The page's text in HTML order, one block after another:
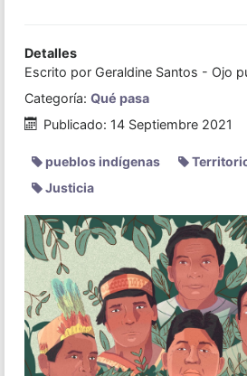
Detalles
Escrito por Geraldine Santos - Ojo
Categoría: Qué pasa
Publicado: 14 Septiembre 2021
pueblos indígenas
Justicia